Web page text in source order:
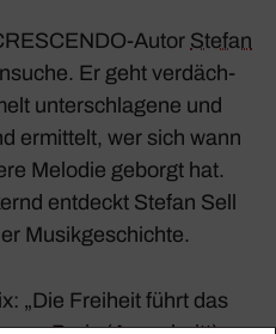
Autor Stefan
Er geht verdäch­
unter­schla­gene und
ermit­telt, wer sich wann
Melodie geborgt hat.
entdeckt Stefan Sell
Musik­ge­schichte.
„Die Frei­heit führt das